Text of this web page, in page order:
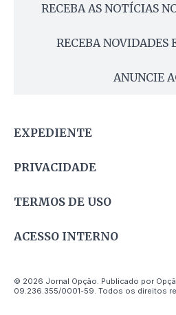
RECEBA AS NOTÍCIAS
RECEBA NOVIDADES
ANUNCIE
EXPEDIENTE
PRIVACIDADE
TERMOS DE USO
ACESSO INTERNO
© 2026 Jornal Opção. Publicado por
09.236.355/0001-59. Todos os direitos